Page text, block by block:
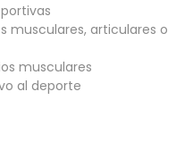
musculares, articulares o
musculares
al deporte